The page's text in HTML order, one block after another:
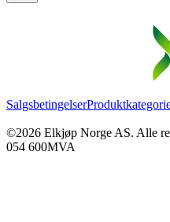
Salgsbetingelser
©2026 Elkjøp Norge AS. Alle
054 600MVA